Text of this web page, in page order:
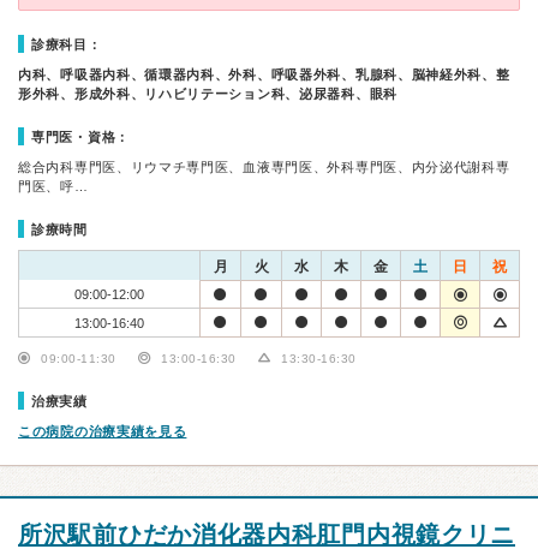
診療科目：
内科、呼吸器内科、循環器内科、外科、呼吸器外科、乳腺科、脳神経外科、整
形外科、形成外科、リハビリテーション科、泌尿器科、眼科
専門医・資格：
総合内科専門医、リウマチ専門医、血液専門医、外科専門医、内分泌代謝科専
門医、呼…
診療時間
月 火 水 木 金 土 日 祝
09:00-12:00
13:00-16:40
09:00-11:30 13:00-16:30 13:30-16:30
治療実績
この病院の治療実績を見る
所沢駅前ひだか消化器内科肛門内視鏡クリニ